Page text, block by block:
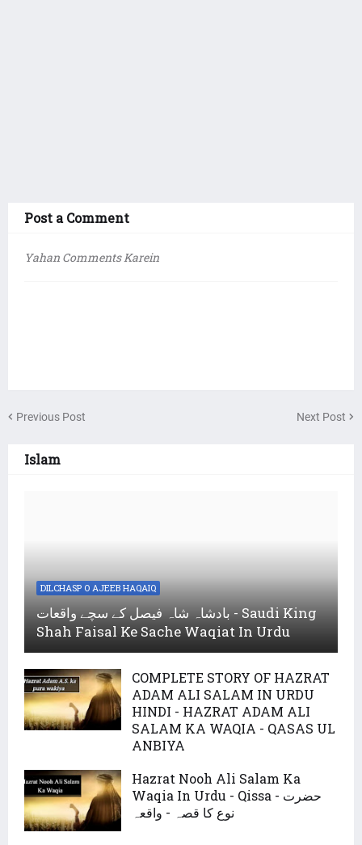
Post a Comment
Yahan Comments Karein
Previous Post Next Post
Islam
DILCHASP O AJEEB HAQAIQ
بادشاہ شاہ فیصل کے سچے واقعات - Saudi King
Shah Faisal Ke Sache Waqiat In Urdu
COMPLETE STORY OF HAZRAT
ADAM ALI SALAM IN URDU
HINDI - HAZRAT ADAM ALI
SALAM KA WAQIA - QASAS UL
ANBIYA
Hazrat Nooh Ali Salam Ka
Waqia In Urdu - Qissa - حضرت
نوع کا قصہ - واقعہ